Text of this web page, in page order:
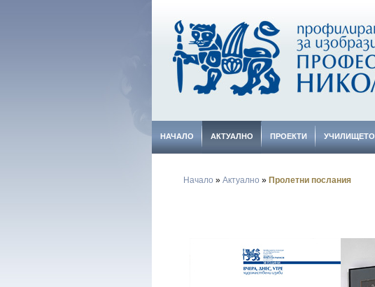
НАЧАЛО АКТУАЛНО ПРОЕКТИ УЧИЛИЩЕТО
Начало » Актуално » Пролетни послания